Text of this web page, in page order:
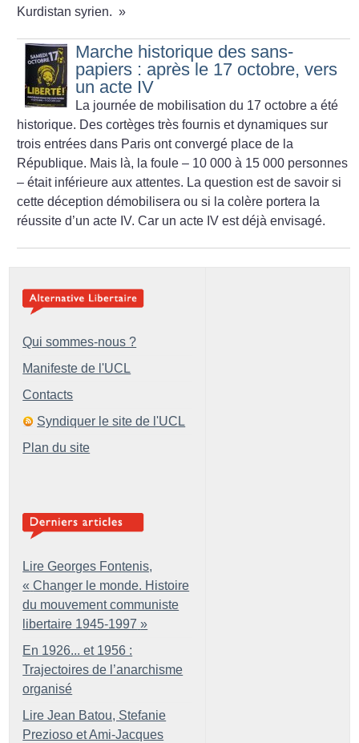
Kurdistan syrien. »
Marche historique des sans-
papiers : après le 17 octobre, vers
un acte IV
La journée de mobilisation du 17 octobre a été
historique. Des cortèges très fournis et dynamiques sur
trois entrées dans Paris ont convergé place de la
République. Mais là, la foule – 10 000 à 15 000 personnes
– était inférieure aux attentes. La question est de savoir si
cette déception démobilisera ou si la colère portera la
réussite d’un acte IV. Car un acte IV est déjà envisagé.
Qui sommes-nous ?
Manifeste de l'UCL
Contacts
Syndiquer le site de l'UCL
Plan du site
Lire Georges Fontenis,
« Changer le monde. Histoire
du mouvement communiste
libertaire 1945-1997 »
En 1926... et 1956 :
Trajectoires de l’anarchisme
organisé
Lire Jean Batou, Stefanie
Prezioso et Ami-Jacques